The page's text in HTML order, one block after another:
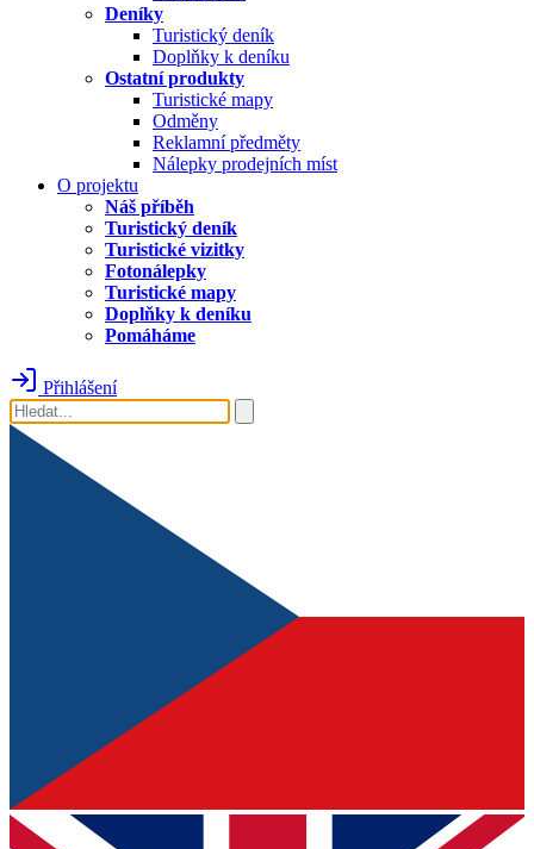
Deníky
Turistický deník
Doplňky k deníku
Ostatní produkty
Turistické mapy
Odměny
Reklamní předměty
Nálepky prodejních míst
O projektu
Náš příběh
Turistický deník
Turistické vizitky
Fotonálepky
Turistické mapy
Doplňky k deníku
Pomáháme
Přihlášení